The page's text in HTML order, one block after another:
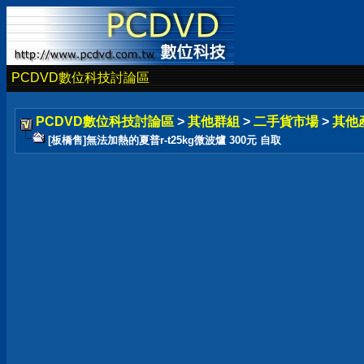
PCDVD數位科技討論區
PCDVD數位科技討論區 > 其他群組 > 二手貨市場 > 其他
[板橋售]無法加熱的夏普r-t25kg微波爐 300元 自取